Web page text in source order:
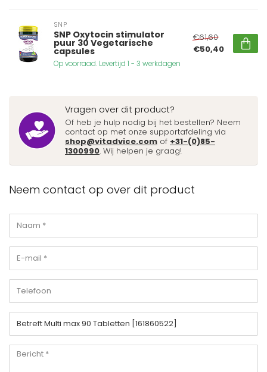
SNP
SNP Oxytocin stimulator
puur 30 Vegetarische
capsules
Op voorraad. Levertijd 1 - 3 werkdagen
€61,60
€50,40
Vragen over dit product?
Of heb je hulp nodig bij het bestellen? Neem
contact op met onze supportafdeling via
shop@vitadvice.com of +31-(0)85-
1300990. Wij helpen je graag!
Neem contact op over dit product